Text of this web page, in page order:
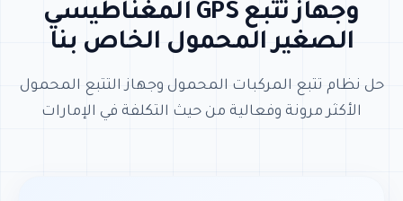
وجهاز تتبع GPS المغناطيسي
الصغير المحمول الخاص بنا
حل نظام تتبع المركبات المحمول وجهاز التتبع المحمول
الأكثر مرونة وفعالية من حيث التكلفة في الإمارات